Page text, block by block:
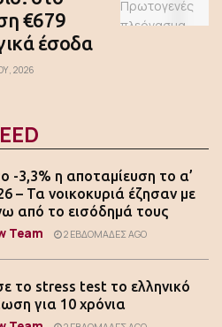
€679
έσοδα
2026
-3,3% η αποταμίευση το α’
– Τα νοικοκυριά έζησαν με
από το εισόδημά τους
Team 2 ΕΒΔΟΜΆΔΕΣ AGO
το stress test το ελληνικό
για 10 χρόνια